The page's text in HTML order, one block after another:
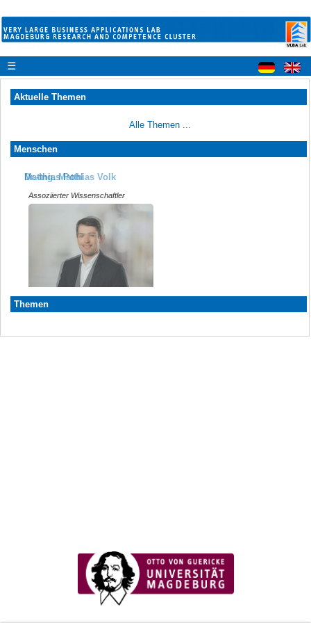
☰
Aktuelle Themen
Alle Themen ...
Menschen
Dr.-Ing. Matthias Volk
Assoziierter Wissenschaftler
Matthias Pohl
Assoziierter Wissenschaftler
Themen